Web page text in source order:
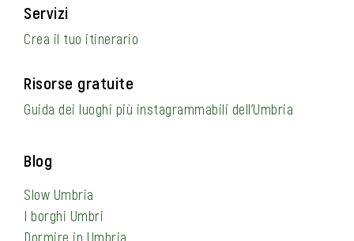
Servizi
Crea il tuo itinerario
Risorse gratuite
Guida dei luoghi più instagrammabili dell’Umbria
Blog
Slow Umbria
I borghi Umbri
Dormire in Umbria